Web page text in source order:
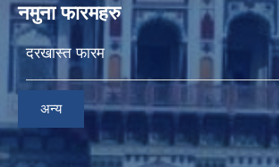
नमुना फारमहरु
दरखास्त फारम
अन्य